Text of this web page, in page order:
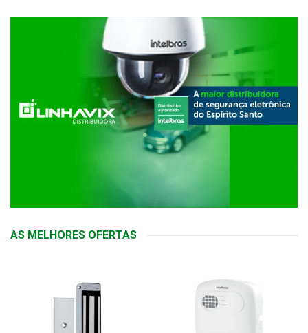
AS MELHORES OFERTAS